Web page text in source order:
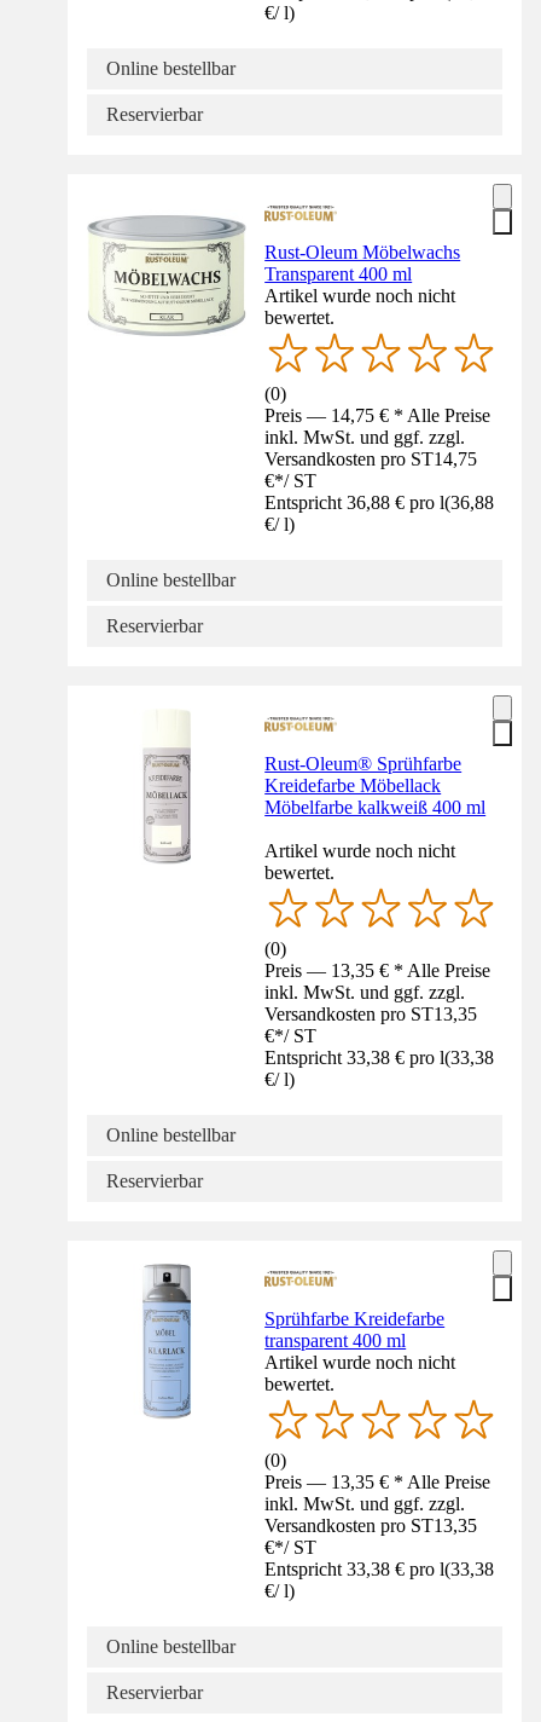
€/ l)
Online bestellbar
Reservierbar
Rust-Oleum Möbelwachs
Transparent 400 ml
Artikel wurde noch nicht
bewertet.
(0)
Preis — 14,75 € * Alle Preise
inkl. MwSt. und ggf. zzgl.
Versandkosten pro ST14,75
€*/ ST
Entspricht 36,88 € pro l(36,88
€/ l)
Online bestellbar
Reservierbar
Rust-Oleum® Sprühfarbe
Kreidefarbe Möbellack
Möbelfarbe kalkweiß 400 ml
Artikel wurde noch nicht
bewertet.
(0)
Preis — 13,35 € * Alle Preise
inkl. MwSt. und ggf. zzgl.
Versandkosten pro ST13,35
€*/ ST
Entspricht 33,38 € pro l(33,38
€/ l)
Online bestellbar
Reservierbar
Sprühfarbe Kreidefarbe
transparent 400 ml
Artikel wurde noch nicht
bewertet.
(0)
Preis — 13,35 € * Alle Preise
inkl. MwSt. und ggf. zzgl.
Versandkosten pro ST13,35
€*/ ST
Entspricht 33,38 € pro l(33,38
€/ l)
Online bestellbar
Reservierbar